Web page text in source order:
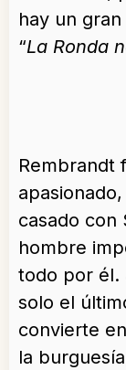
hay un
“La Ronda
Rembrandt
casado con
hombre
todo por él.
solo el
convierte
la